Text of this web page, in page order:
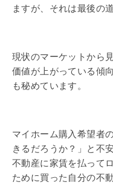
ますが、それは最後の道
現状のマーケットから
価値が上がっている傾
も秘めています。
マイホーム購入希望者
きるだろうか？」と不
不動産に家賃を払って
ために買った自分の不